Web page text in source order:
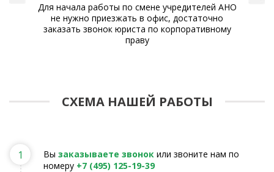
Для начала работы по смене учредителей АНО
не нужно приезжать в офис, достаточно
заказать звонок юриста по корпоративному
праву
СХЕМА НАШЕЙ РАБОТЫ
1 Вы заказываете звонок или звоните нам по
номеру +7 (495) 125-19-39